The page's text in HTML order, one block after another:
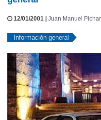
12/01/2001 | Juan Manuel
Información general